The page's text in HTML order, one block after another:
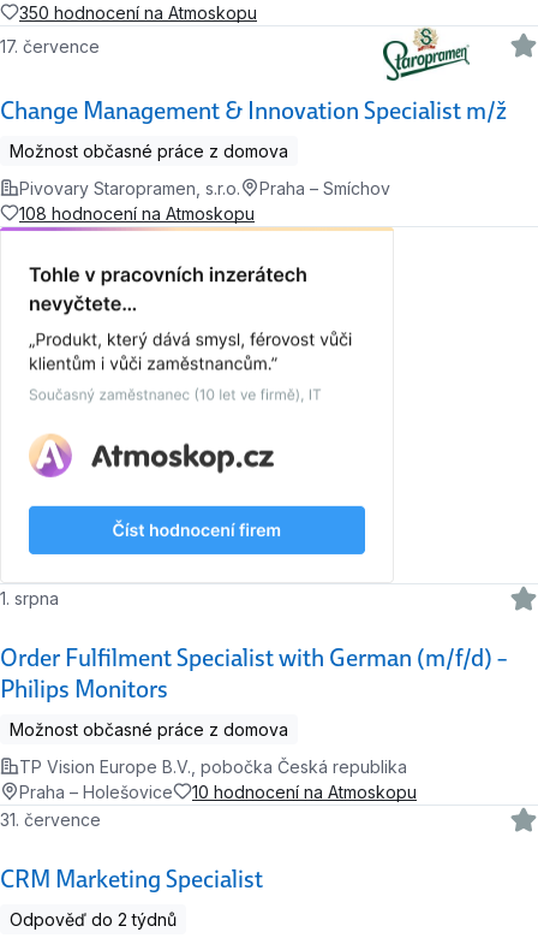
350 hodnocení na Atmoskopu
Change Management & Innovation Specialist m/ž
17. července
Možnost občasné práce z domova
Pivovary Staropramen, s.r.o.
Praha – Smíchov
108 hodnocení na Atmoskopu
Order Fulfilment Specialist with German (m/f/d) –
Philips Monitors
1. srpna
Možnost občasné práce z domova
TP Vision Europe B.V., pobočka Česká republika
Praha – Holešovice
10 hodnocení na Atmoskopu
CRM Marketing Specialist
31. července
Odpověď do 2 týdnů